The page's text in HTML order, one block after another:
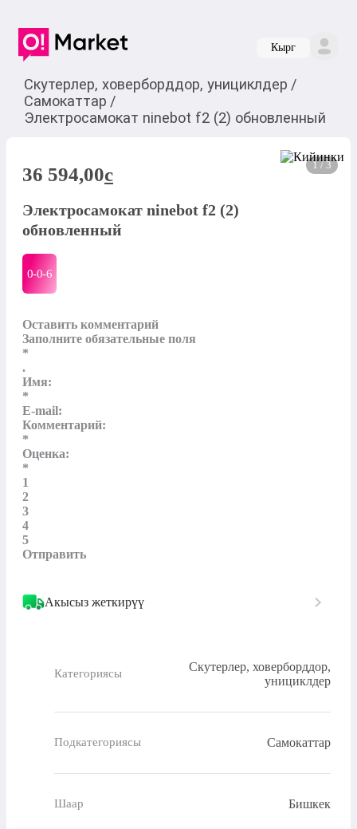
Кырг
Скутерлер, ховерборддор, унициклдер /
Самокаттар /
Электросамокат ninebot f2 (2) обновленный
1 / 3
36 594,00c
Электросамокат ninebot f2 (2)
обновленный
0-0-6
Оставить комментарий
Заполните обязательные поля
*
.
Имя:
*
E-mail:
Комментарий:
*
Оценка:
*
1
2
3
4
5
Отправить
Акысыз жеткирүү
Категориясы
Скутерлер, ховерборддор,
унициклдер
Подкатегориясы Самокаттар
Шаар Бишкек